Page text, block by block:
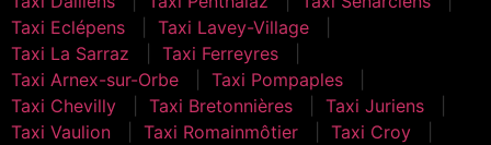
Taxi Eclépens
Taxi Lavey-Village
Taxi La Sarraz
Taxi Ferreyres
Taxi Arnex-sur-Orbe
Taxi Pompaples
Taxi Chevilly
Taxi Bretonnières
Taxi Juriens
Taxi Vaulion
Taxi Romainmôtier
Taxi Croy